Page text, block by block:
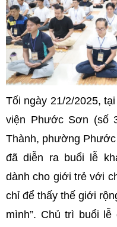
Tối ngày 21/2/2025,
viện Phước Sơn (số
Thành, phường
đã diễn ra buổi lễ
dành cho giới trẻ với
chỉ để thấy thế giới
mình”. Chủ trì buổi